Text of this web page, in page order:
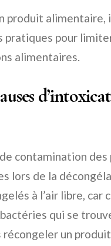
produit
pratiques pour
alimentaires.
contamination
lors de la
à l’air libre, car
qui se
un